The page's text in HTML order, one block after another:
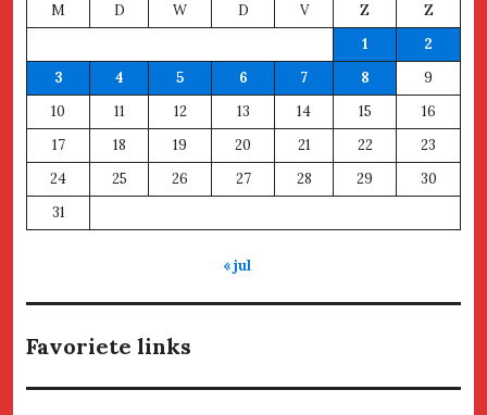
M D W D V Z
Z
1
2
3
4 5 6 7 8
9
10
11 12 13 14 15
16
17
18 19 20 21 22
23
24
25 26 27 28 29
30
31
« jul
Favoriete links